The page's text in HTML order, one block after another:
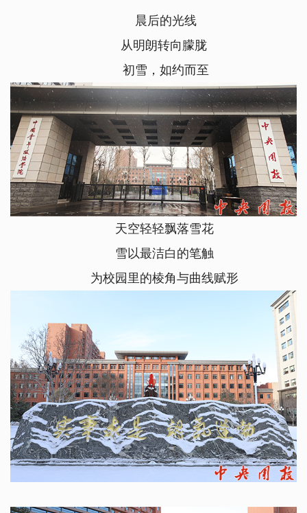
晨后的光线
从明朗转向朦胧
初雪，如约而至
天空轻轻飘落雪花
雪以最洁白的笔触
为校园里的棱角与曲线赋形